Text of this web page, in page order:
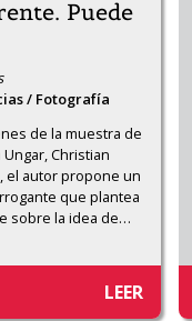
Puede
/ Fotografía
de la muestra de
Christian
el autor propone un
que plantea
sobre la idea de…
LEER